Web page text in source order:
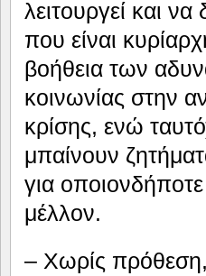
λειτουργεί και
που είναι
βοήθεια των
κοινωνίας στην
κρίσης, ενώ
μπαίνουν
για
μέλλον.
– Χωρίς πρόθεση,